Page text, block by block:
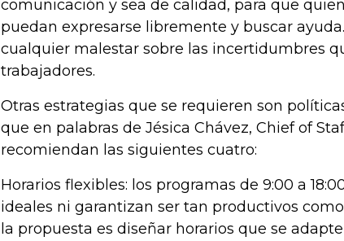
comunicación y sea de calidad, para que
puedan expresarse libremente y buscar
cualquier malestar sobre las incertidumbres
trabajadores.
Otras estrategias que se requieren son
que en palabras de Jésica Chávez, Chief of
recomiendan las siguientes cuatro:
Horarios flexibles: los programas de 9:00 a
ideales ni garantizan ser tan productivos
la propuesta es diseñar horarios que se